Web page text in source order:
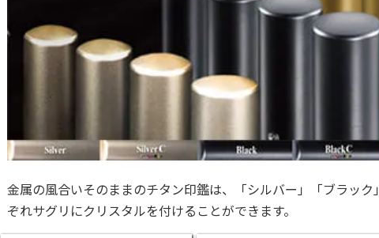
金属の風合いそのままのチタン印鑑は、「シルバー」「ブラッ
ぞれサグリにクリスタルを付けることができます。